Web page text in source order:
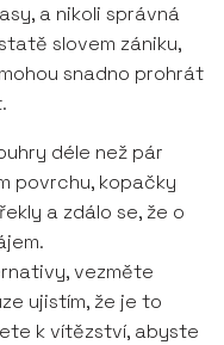
a nikoli správná
slovem zániku,
snadno prohrát
déle než pár
povrchu, kopačky
a zdálo se, že o
vezměte
ujistím, že je to
k vítězství, abyste